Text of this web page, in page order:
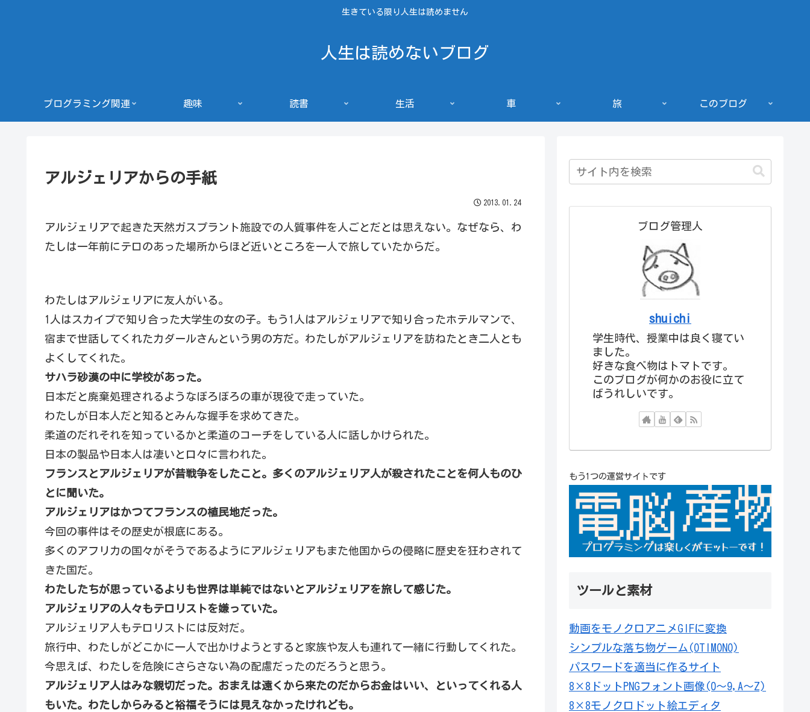
生きている限り人生は読めません
人生は読めないブログ
プログラミング関連 趣味 読書 生活 車 旅 このブログ
アルジェリアからの手紙
2013.01.24
アルジェリアで起きた天然ガスプラント施設での人質事件を人ごとだとは思えない。なぜなら、わ
たしは一年前にテロのあった場所からほど近いところを一人で旅していたからだ。
わたしはアルジェリアに友人がいる。
1人はスカイプで知り合った大学生の女の子。もう1人はアルジェリアで知り合ったホテルマンで、
宿まで世話してくれたカダールさんという男の方だ。わたしがアルジェリアを訪ねたとき二人とも
よくしてくれた。
サハラ砂漠の中に学校があった。
日本だと廃棄処理されるようなぼろぼろの車が現役で走っていた。
わたしが日本人だと知るとみんな握手を求めてきた。
柔道のだれそれを知っているかと柔道のコーチをしている人に話しかけられた。
日本の製品や日本人は凄いと口々に言われた。
フランスとアルジェリアが昔戦争をしたこと。多くのアルジェリア人が殺されたことを何人ものひ
とに聞いた。
アルジェリアはかつてフランスの植民地だった。
今回の事件はその歴史が根底にある。
多くのアフリカの国々がそうであるようにアルジェリアもまた他国からの侵略に歴史を狂わされて
きた国だ。
わたしたちが思っているよりも世界は単純ではないとアルジェリアを旅して感じた。
アルジェリアの人々もテロリストを嫌っていた。
アルジェリア人もテロリストには反対だ。
旅行中、わたしがどこかに一人で出かけようとすると家族や友人も連れて一緒に行動してくれた。
今思えば、わたしを危険にさらさない為の配慮だったのだろうと思う。
アルジェリア人はみな親切だった。おまえは遠くから来たのだからお金はいい、といってくれる人
もいた。わたしからみると裕福そうには見えなかったけれども。
ブログ管理人
shuichi
学生時代、授業中は良く寝てい
ました。
好きな食べ物はトマトです。
このブログが何かのお役に立て
ばうれしいです。
もう1つの運営サイトです
ツールと素材
動画をモノクロアニメGIFに変換
シンプルな落ち物ゲーム(OTIMONO)
パスワードを適当に作るサイト
8×8ドットPNGフォント画像(0～9,A～Z)
8×8モノクロドット絵エディタ